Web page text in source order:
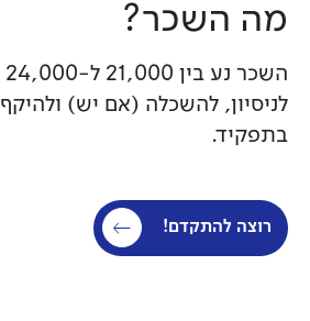
מה השכר?
לניסיון, להשכלה (אם יש)
בתפקיד.
רוצה להתקדם!